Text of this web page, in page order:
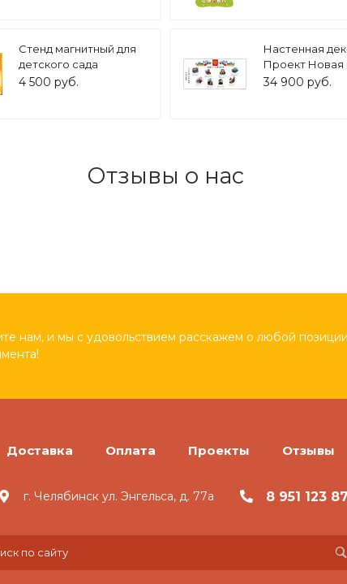
Стенд магнитный для
детского сада
"Цыплята", 1,25*0,8м,
4 500 руб.
Настенная
Проект Новая
Лица героев
34 900 руб.
Отзывы о нас
нам, и мы с удовольствием расскажем о любой
Доставка Оплата Проекты Отзывы
г. Челябинск ул. Энгельса, д. 77а 8 951 123